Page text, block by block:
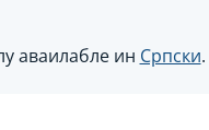
аваилабле ин Српски.